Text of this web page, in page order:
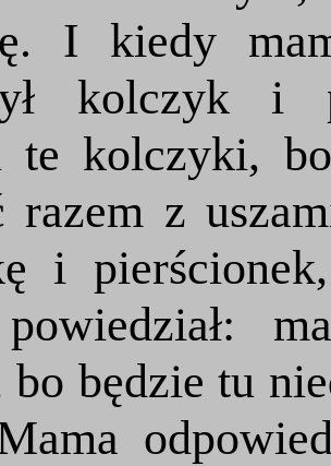
I kiedy
kolczyk i
te kolczyki,
razem z
i
będzie tu